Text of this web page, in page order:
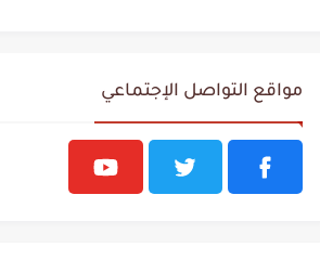
مواقع التواصل الإجتماعي